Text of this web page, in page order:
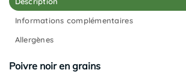
Informations complémentaires
Allergènes
Poivre noir en grains